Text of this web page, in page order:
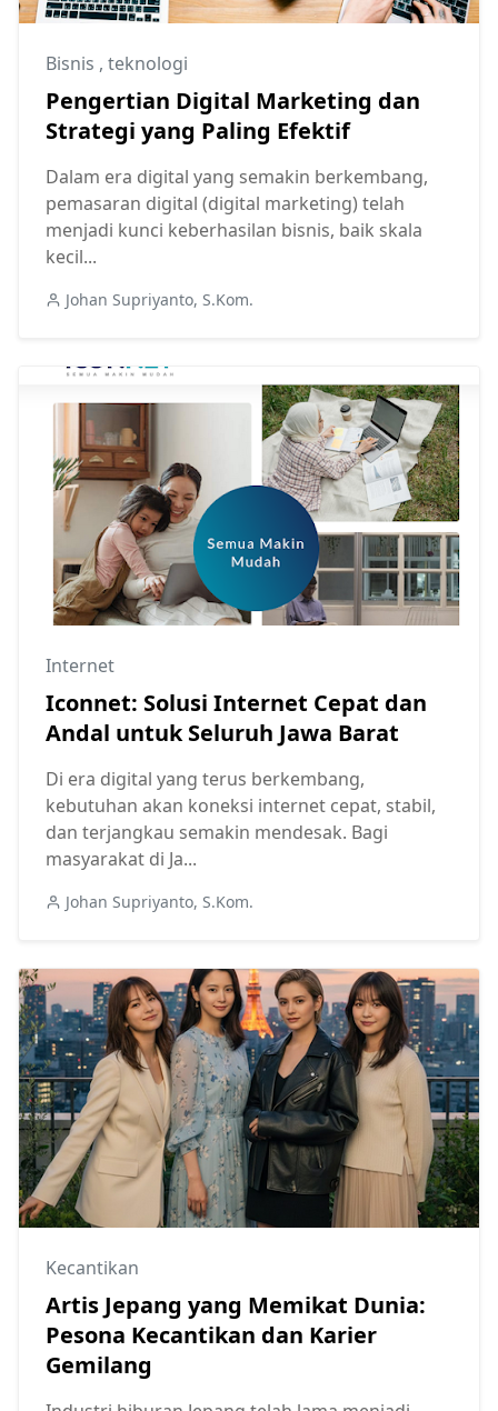
Bisnis , teknologi
Pengertian Digital Marketing dan
Strategi yang Paling Efektif
Dalam era digital yang semakin berkembang,
pemasaran digital (digital marketing) telah
menjadi kunci keberhasilan bisnis, baik skala
kecil...
Johan Supriyanto, S.Kom.
Internet
Iconnet: Solusi Internet Cepat dan
Andal untuk Seluruh Jawa Barat
Di era digital yang terus berkembang,
kebutuhan akan koneksi internet cepat, stabil,
dan terjangkau semakin mendesak. Bagi
masyarakat di Ja...
Johan Supriyanto, S.Kom.
Kecantikan
Artis Jepang yang Memikat Dunia:
Pesona Kecantikan dan Karier
Gemilang